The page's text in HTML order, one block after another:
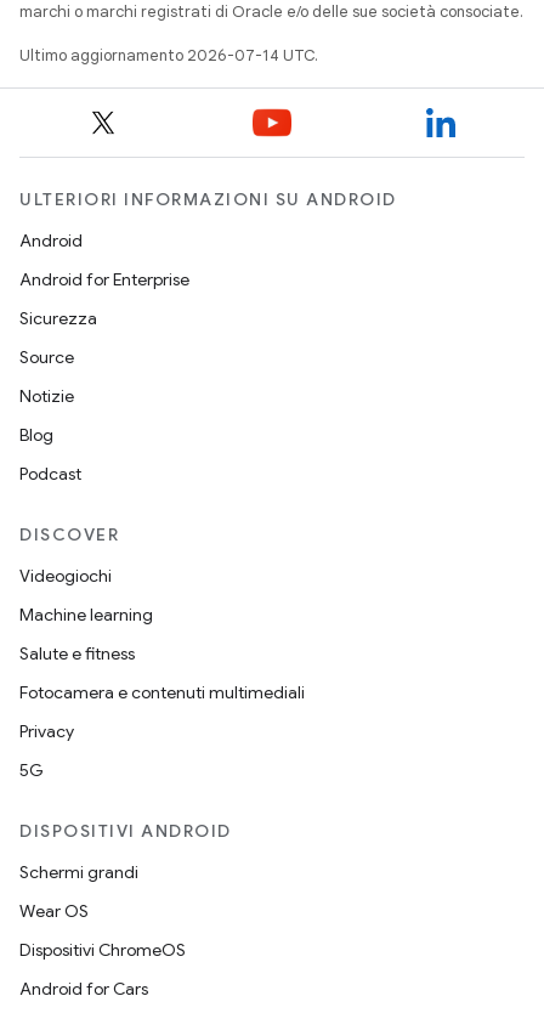
marchi o marchi registrati di Oracle e/o delle sue società consociate.
Ultimo aggiornamento 2026-07-14 UTC.
ULTERIORI INFORMAZIONI SU ANDROID
Android
Android for Enterprise
Sicurezza
Source
Notizie
Blog
Podcast
DISCOVER
Videogiochi
Machine learning
Salute e fitness
Fotocamera e contenuti multimediali
Privacy
5G
DISPOSITIVI ANDROID
Schermi grandi
Wear OS
Dispositivi ChromeOS
Android for Cars